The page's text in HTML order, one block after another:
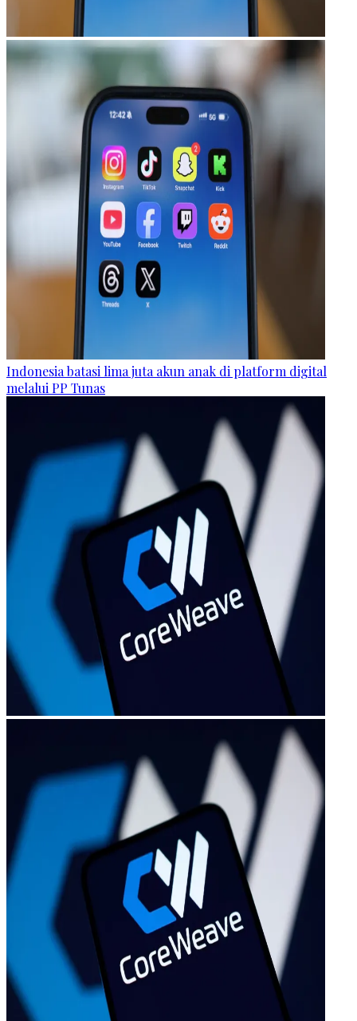
Indonesia batasi lima juta akun anak di platform digital
melalui PP Tunas